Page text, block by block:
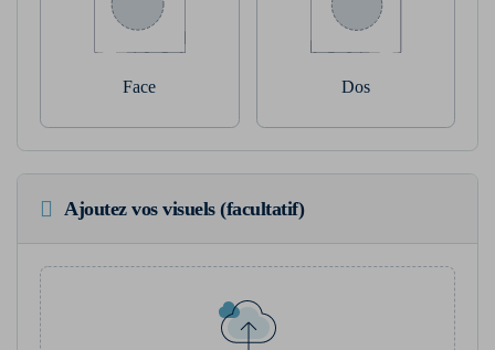
Face Dos
Ajoutez vos visuels (facultatif)